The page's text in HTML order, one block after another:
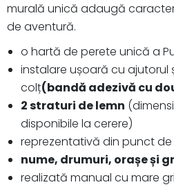
murală unică adaugă
de aventură.
o hartă de perete unică a
instalare ușoară cu ajutorul
colț(bandă adezivă cu
2 straturi de lemn
disponibile la cerere)
reprezentativă din punct
nume, drumuri, orașe și
realizată manual cu mare